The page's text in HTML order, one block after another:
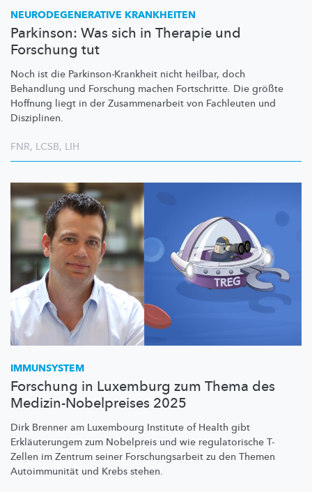
NEURODEGENERATIVE KRANKHEITEN
Parkinson: Was sich in Therapie und
Forschung tut
Noch ist die Parkinson-Krankheit nicht heilbar, doch
Behandlung und Forschung machen Fortschritte. Die größte
Hoffnung liegt in der Zusammenarbeit von Fachleuten und
Disziplinen.
FNR, LCSB, LIH
IMMUNSYSTEM
Forschung in Luxemburg zum Thema des
Medizin-Nobelpreises 2025
Dirk Brenner am Luxembourg Institute of Health gibt
Erkläuterungem zum Nobelpreis und wie regulatorische T-
Zellen im Zentrum seiner Forschungsarbeit zu den Themen
Autoimmunität und Krebs stehen.